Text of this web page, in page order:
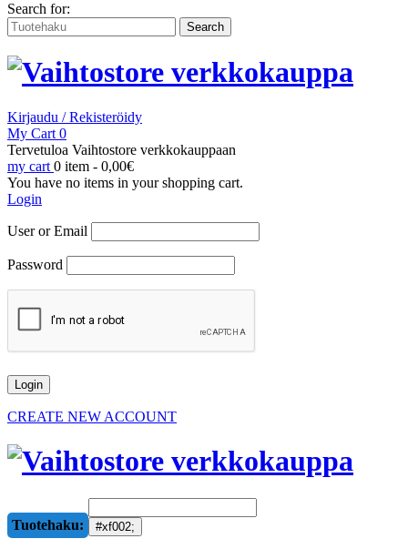
Search for:
Kirjaudu / Rekisteröidy
My Cart 0
Tervetuloa Vaihtostore verkkokauppaan
my cart 0 item - 0,00€
You have no items in your shopping cart.
Login
User or Email
Password
CREATE NEW ACCOUNT
Tuotehaku: